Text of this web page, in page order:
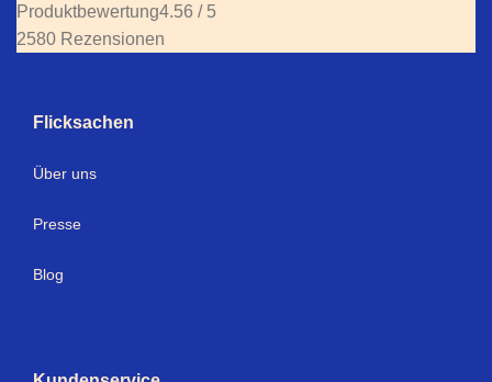
Produktbewertung4.56 / 5
2580 Rezensionen
Flicksachen
Über uns
Presse
Blog